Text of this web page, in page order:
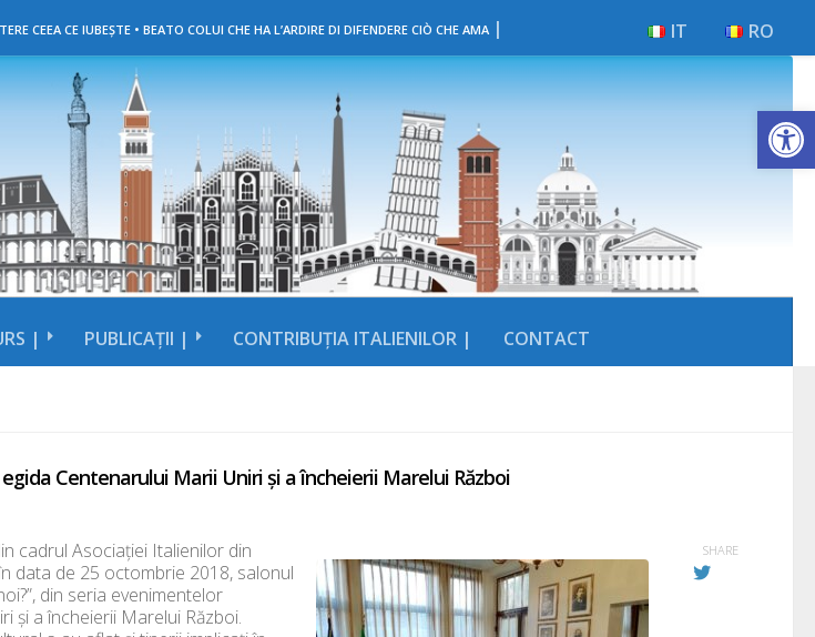
CEEA CE IUBEȘTE • BEATO COLUI CHE HA L’ARDIRE DI DIFENDERE CIÒ CHE AMA | RO
IT
| PUBLICAȚII | CONTRIBUȚIA ITALIENILOR | CONTACT
Centenarului Marii Uniri și a încheierii Marelui Război
cadrul Asociației Italienilor din
data de 25 octombrie 2018, salonul
din seria evenimentelor
și a încheierii Marelui Război.
SHARE